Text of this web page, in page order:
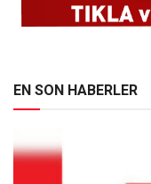
EN SON HABERLER